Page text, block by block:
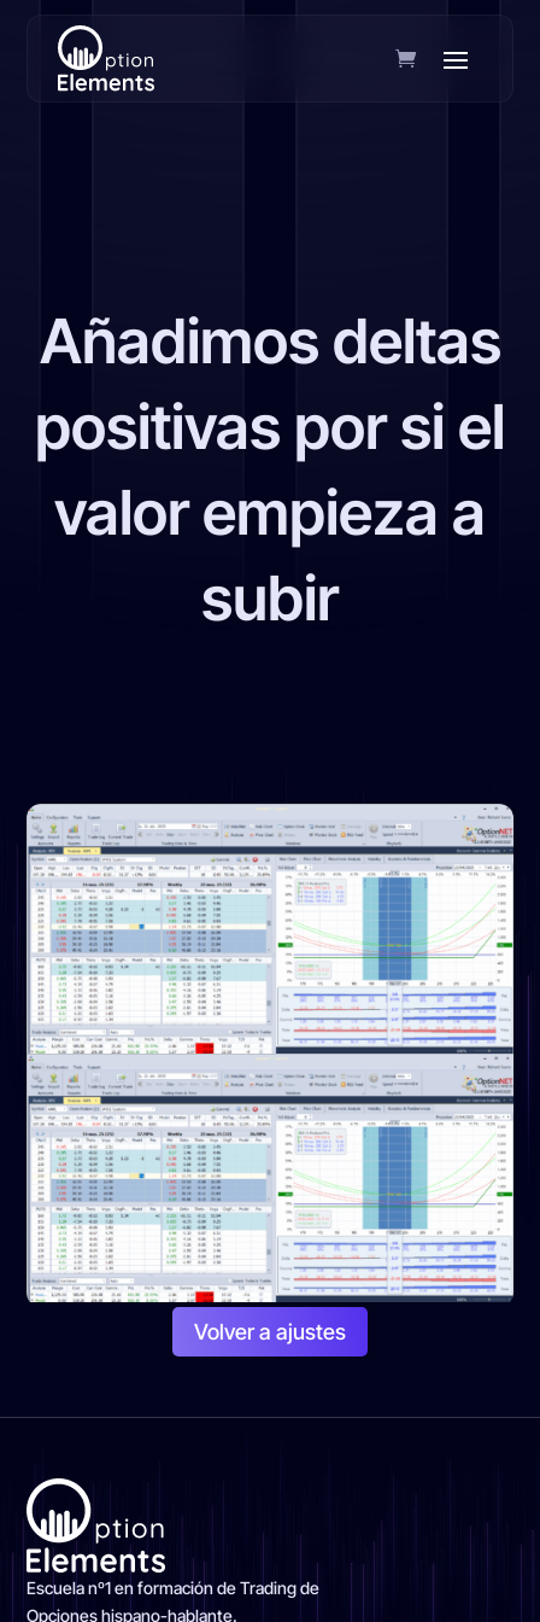
Añadimos deltas
positivas por si el
valor empieza a
subir
Volver a ajustes
Escuela nº1 en formación de Trading de
Opciones hispano-hablante.